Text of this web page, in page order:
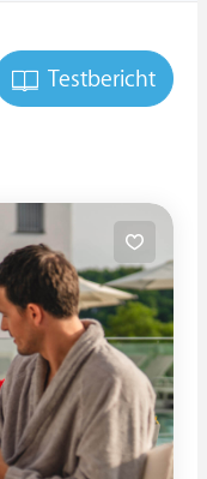
Testbericht